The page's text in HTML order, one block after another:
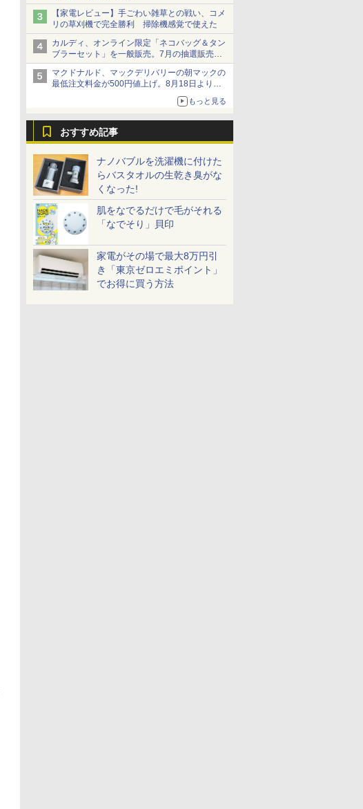
【家電レビュー】手ごわい雑草との戦い、コメ
リの草刈機で完全勝利 掃除機感覚で使えた
カルディ、オンライン限定「ネコバッグ＆タン
ブラーセット」を一般販売。7月の抽選販売の
当選無効分
マクドナルド、マックデリバリーの朝マックの
最低注文料金が500円値上げ。8月18日より
もっと見る
おすすめ記事
ナノバブルを洗濯機に付けた
らバスタオルの生乾き臭がな
くなった!
肌をなでるだけで毛がそれる
「なでそり」貝印
家電がその場で最大8万円引
き「東京ゼロエミポイント」
でお得に買う方法